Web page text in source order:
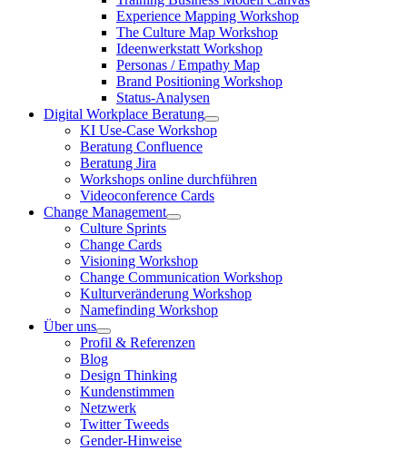
Experience Mapping Workshop
The Culture Map Workshop
Ideenwerkstatt Workshop
Personas / Empathy Map
Brand Positioning Workshop
Status-Analysen
Digital Workplace Beratung
KI Use-Case Workshop
Beratung Confluence
Beratung Jira
Workshops online durchführen
Videoconference Cards
Change Management
Culture Sprints
Change Cards
Visioning Workshop
Change Communication Workshop
Kulturveränderung Workshop
Namefinding Workshop
Über uns
Profil & Referenzen
Blog
Design Thinking
Kundenstimmen
Netzwerk
Twitter Tweeds
Gender-Hinweise